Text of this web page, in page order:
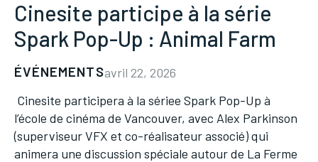
Cinesite participe à la série
Spark Pop-Up : Animal Farm
ÉVÉNEMENTSavril 22, 2026
Cinesite participera à la sériee Spark Pop-Up à
l’école de cinéma de Vancouver, avec Alex Parkinson
(superviseur VFX et co-réalisateur associé) qui
animera une discussion spéciale autour de La Ferme